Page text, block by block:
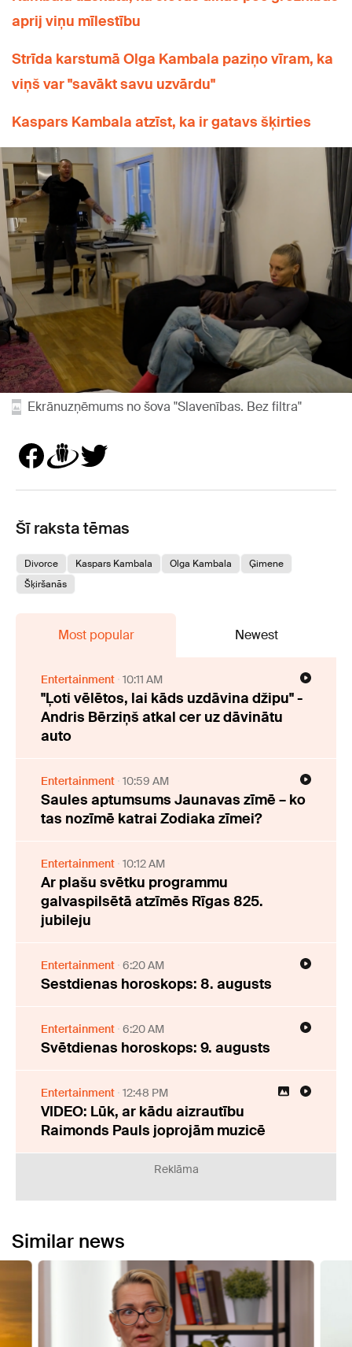
aprij viņu mīlestību
Strīda karstumā Olga Kambala paziņo vīram, ka
viņš var "savākt savu uzvārdu"
Kaspars Kambala atzīst, ka ir gatavs šķirties
Ekrānuzņēmums no šova "Slavenības. Bez filtra"
Šī raksta tēmas
Divorce Kaspars Kambala Olga Kambala
Ģimene
Šķiršanās
Most popular Newest
Entertainment 10:11 AM
"Ļoti vēlētos, lai kāds uzdāvina džipu" -
Andris Bērziņš atkal cer uz dāvinātu
auto
Entertainment 10:59 AM
Saules aptumsums Jaunavas zīmē – ko
tas nozīmē katrai Zodiaka zīmei?
Entertainment 10:12 AM
Ar plašu svētku programmu
galvaspilsētā atzīmēs Rīgas 825.
jubileju
Entertainment 6:20 AM
Sestdienas horoskops: 8. augusts
Entertainment 6:20 AM
Svētdienas horoskops: 9. augusts
Entertainment 12:48 PM
VIDEO: Lūk, ar kādu aizrautību
Raimonds Pauls joprojām muzicē
Reklāma
Similar news